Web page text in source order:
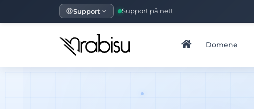
Support Support på nett
Domene